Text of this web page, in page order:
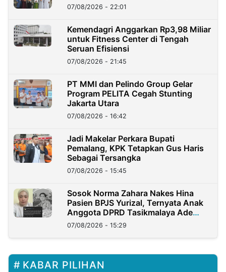
07/08/2026 - 22:01
Kemendagri Anggarkan Rp3,98 Miliar
untuk Fitness Center di Tengah
Seruan Efisiensi
07/08/2026 - 21:45
PT MMI dan Pelindo Group Gelar
Program PELITA Cegah Stunting
Jakarta Utara
07/08/2026 - 16:42
Jadi Makelar Perkara Bupati
Pemalang, KPK Tetapkan Gus Haris
Sebagai Tersangka
07/08/2026 - 15:45
Sosok Norma Zahara Nakes Hina
Pasien BPJS Yurizal, Ternyata Anak
Anggota DPRD Tasikmalaya Ade
Lukman
07/08/2026 - 15:29
KABAR PILIHAN